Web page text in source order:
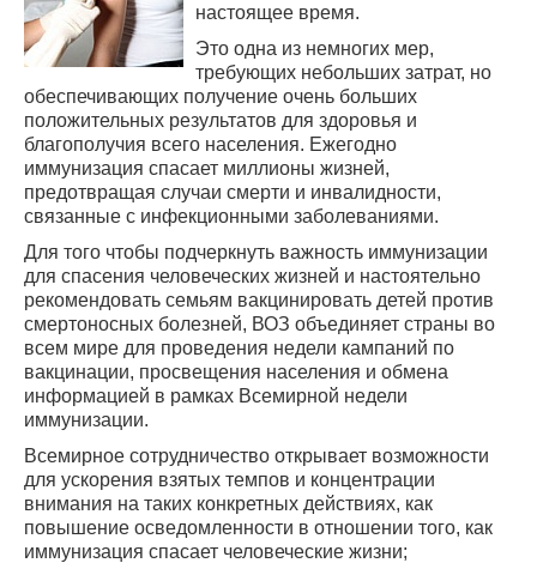
настоящее время.
Это одна из немногих мер,
требующих небольших затрат, но
обеспечивающих получение очень больших
положительных результатов для здоровья и
благополучия всего населения. Ежегодно
иммунизация спасает миллионы жизней,
предотвращая случаи смерти и инвалидности,
связанные с инфекционными заболеваниями.
Для того чтобы подчеркнуть важность иммунизации
для спасения человеческих жизней и настоятельно
рекомендовать семьям вакцинировать детей против
смертоносных болезней, ВОЗ объединяет страны во
всем мире для проведения недели кампаний по
вакцинации, просвещения населения и обмена
информацией в рамках Всемирной недели
иммунизации.
Всемирное сотрудничество открывает возможности
для ускорения взятых темпов и концентрации
внимания на таких конкретных действиях, как
повышение осведомленности в отношении того, как
иммунизация спасает человеческие жизни;